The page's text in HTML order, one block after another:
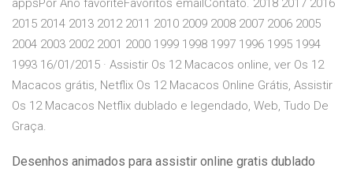
appsPor Ano favoriteFavoritos emailContato. 2018 2017 2016
2015 2014 2013 2012 2011 2010 2009 2008 2007 2006 2005
2004 2003 2002 2001 2000 1999 1998 1997 1996 1995 1994
1993 16/01/2015 · Assistir Os 12 Macacos online, ver Os 12
Macacos grátis, Netflix Os 12 Macacos Online Grátis, Assistir
Os 12 Macacos Netflix dublado e legendado, Web, Tudo De
Graça.
Desenhos animados para assistir online gratis dublado